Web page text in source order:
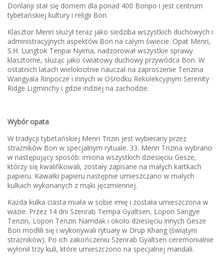
Donlanji stał się domem dla ponad 400 Bonpo i jest centrum
tybetańskiej kultury i religii Bon.
Klasztor Menri służył teraz jako siedziba wszystkich duchowych i
administracyjnych aspektów Bon na całym świecie. Opat Menri,
S.H. Lungtok Tenpai Nyima, nadzorował wszystkie sprawy
klasztorne, służąc jako światowy duchowy przywódca Bon. W
ostatnich latach wielokrotnie nauczał na zaproszenie Tenzina
Wangyala Rinpocze i innych w Ośrodku Rekolekcyjnym Serenity
Ridge Ligminchy i gdzie indziej na zachodzie.
Wybór opata
W tradycji tybetańskiej Menri Trizin jest wybierany przez
strażników Bon w specjalnym rytuale. 33. Menri Trizina wybrano
w następujący sposób: imiona wszystkich dziesięciu Gesze,
którzy się kwalifikowali, zostały zapisane na małych kartkach
papieru. Kawałki papieru następnie umieszczano w małych
kulkach wykonanych z mąki jęczmiennej.
Każda kulka ciasta miała w sobie imię i została umieszczona w
wazie. Przez 14 dni Szenrab Tempa Gyaltsen, Lopon Sangye
Tenzin, Lopon Tenzin Namdak i około dziesięciu innych Gesze
Bon modlili się i wykonywali rytuały w Drup Khang (świątyni
strażników). Po ich zakończeniu Szenrab Gyaltsen ceremonialnie
wyłonił trzy kuli, które umieszczono na specjalnej mandali.